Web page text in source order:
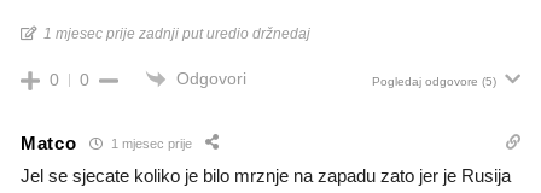
1 mjesec prije zadnji put uredio držnedaj
0 0 Odgovori Pogledaj odgovore (5)
Matco 1 mjesec prije
Jel se sjecate koliko je bilo mrznje na zapadu zato jer je Rusija